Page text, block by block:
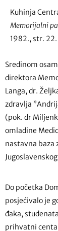
Kuhinja
Memorijalni
1982., str. 22.
Sredinom
direktora
Langa, dr.
zdravlja
(pok. dr
omladine
nastavna baza
Do početka
posjećivalo je
đaka,
prihvatni